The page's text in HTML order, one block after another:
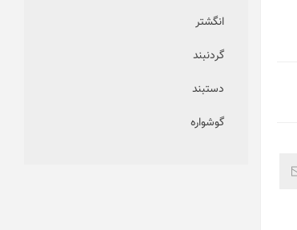
انگشتر
گردنبند
دستبند
گوشواره